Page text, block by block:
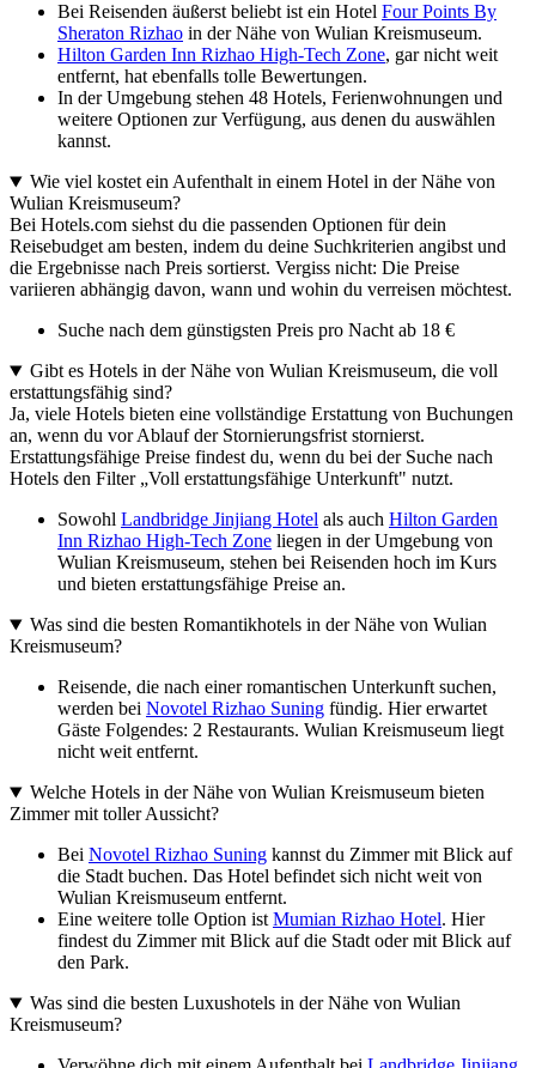
Bei Reisenden äußerst beliebt ist ein Hotel Four Points By
Sheraton Rizhao in der Nähe von Wulian Kreismuseum.
Hilton Garden Inn Rizhao High-Tech Zone, gar nicht weit
entfernt, hat ebenfalls tolle Bewertungen.
In der Umgebung stehen 48 Hotels, Ferienwohnungen und
weitere Optionen zur Verfügung, aus denen du auswählen
kannst.
Wie viel kostet ein Aufenthalt in einem Hotel in der Nähe von
Wulian Kreismuseum?
Bei Hotels.com siehst du die passenden Optionen für dein
Reisebudget am besten, indem du deine Suchkriterien angibst und
die Ergebnisse nach Preis sortierst. Vergiss nicht: Die Preise
variieren abhängig davon, wann und wohin du verreisen möchtest.
Suche nach dem günstigsten Preis pro Nacht ab 18 €
Gibt es Hotels in der Nähe von Wulian Kreismuseum, die voll
erstattungsfähig sind?
Ja, viele Hotels bieten eine vollständige Erstattung von Buchungen
an, wenn du vor Ablauf der Stornierungsfrist stornierst.
Erstattungsfähige Preise findest du, wenn du bei der Suche nach
Hotels den Filter „Voll erstattungsfähige Unterkunft" nutzt.
Sowohl Landbridge Jinjiang Hotel als auch Hilton Garden
Inn Rizhao High-Tech Zone liegen in der Umgebung von
Wulian Kreismuseum, stehen bei Reisenden hoch im Kurs
und bieten erstattungsfähige Preise an.
Was sind die besten Romantikhotels in der Nähe von Wulian
Kreismuseum?
Reisende, die nach einer romantischen Unterkunft suchen,
werden bei Novotel Rizhao Suning fündig. Hier erwartet
Gäste Folgendes: 2 Restaurants. Wulian Kreismuseum liegt
nicht weit entfernt.
Welche Hotels in der Nähe von Wulian Kreismuseum bieten
Zimmer mit toller Aussicht?
Bei Novotel Rizhao Suning kannst du Zimmer mit Blick auf
die Stadt buchen. Das Hotel befindet sich nicht weit von
Wulian Kreismuseum entfernt.
Eine weitere tolle Option ist Mumian Rizhao Hotel. Hier
findest du Zimmer mit Blick auf die Stadt oder mit Blick auf
den Park.
Was sind die besten Luxushotels in der Nähe von Wulian
Kreismuseum?